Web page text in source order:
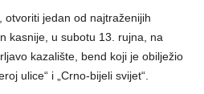
otvoriti jedan od najtraženijih
kasnije, u subotu 13. rujna, na
kazalište, bend koji je obilježio
ulice“ i „Crno-bijeli svijet“.